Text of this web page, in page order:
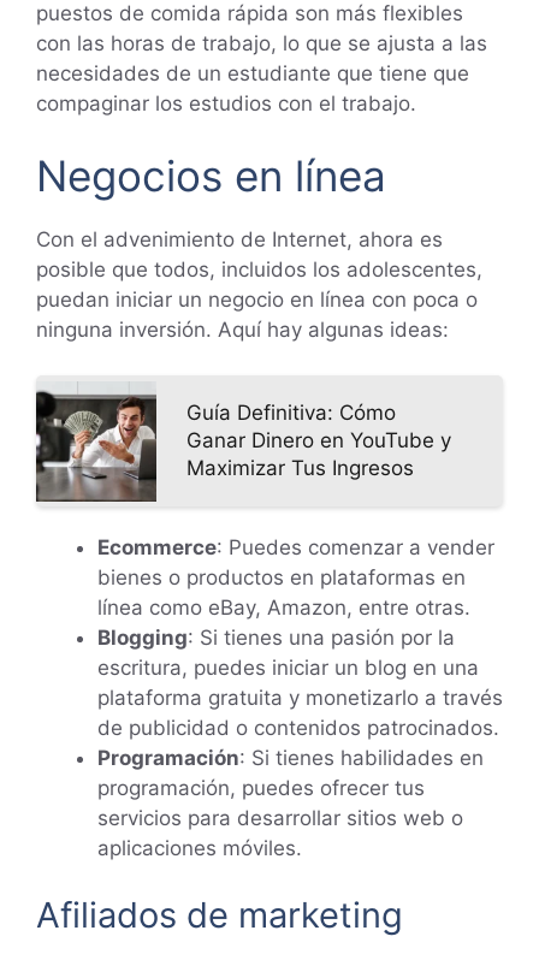
puestos de comida rápida son más flexibles
con las horas de trabajo, lo que se ajusta a las
necesidades de un estudiante que tiene que
compaginar los estudios con el trabajo.
Negocios en línea
Con el advenimiento de Internet, ahora es
posible que todos, incluidos los adolescentes,
puedan iniciar un negocio en línea con poca o
ninguna inversión. Aquí hay algunas ideas:
Guía Definitiva: Cómo
Ganar Dinero en YouTube y
Maximizar Tus Ingresos
Ecommerce: Puedes comenzar a vender
bienes o productos en plataformas en
línea como eBay, Amazon, entre otras.
Blogging: Si tienes una pasión por la
escritura, puedes iniciar un blog en una
plataforma gratuita y monetizarlo a través
de publicidad o contenidos patrocinados.
Programación: Si tienes habilidades en
programación, puedes ofrecer tus
servicios para desarrollar sitios web o
aplicaciones móviles.
Afiliados de marketing